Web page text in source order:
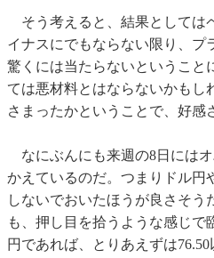
そう考えると、結果としては
イナスにでもならない限り、プ
驚くには当たらないということ
ては悪材料とはならないかもし
さまったかということで、好感
なにぶんにも来週の8日には
かえているのだ。つまりドル円
しないでおいたほうが良さそう
も、押し目を拾うような感じ
円であれば、とりあえずは